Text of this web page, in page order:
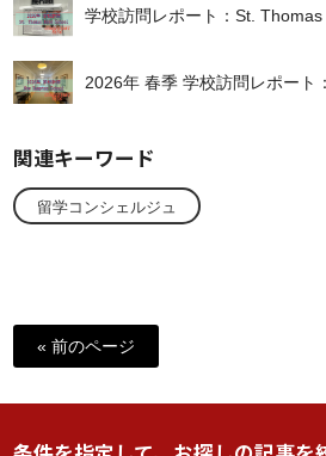
学校訪問レポート：St.
2026年 春季 学校訪問レポート
関連キーワード
留学コンシェルジュ
« 前のページ